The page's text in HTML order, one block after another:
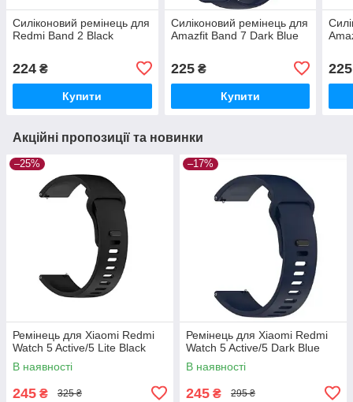
Силіконовий ремінець для
Redmi Band 2 Black
224 ₴
Купити
Силіконовий ремінець для
Amazfit Band 7 Dark Blue
225₴
Купити
225
Акційні пропозиції та новинки
–25%
Ремінець для Xiaomi Redmi
Watch 5 Active/5 Lite Black
В наявності
245 ₴ 325 ₴
–17%
Ремінець для Xiaomi Redmi
Watch 5 Active/5 Dark Blue
В наявності
245 ₴ 295 ₴